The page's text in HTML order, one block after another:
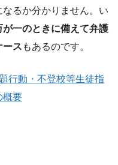
るか分かりません。い
が一のときに備えて弁護
ース もあるのです。
行動・不登校等生徒指
概要